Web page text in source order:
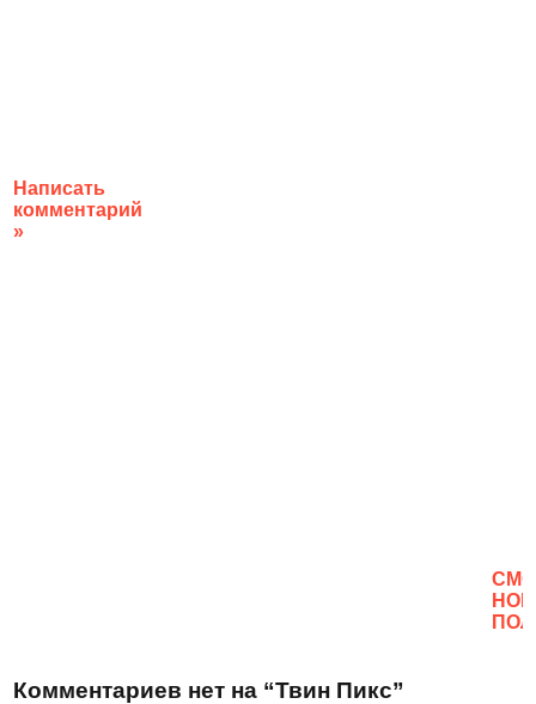
Написать
комментарий
»
Комментариев нет на “Твин Пикс”